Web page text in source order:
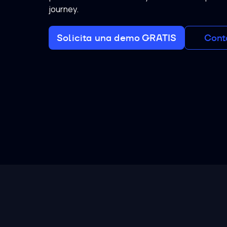
journey.
Solicita una demo GRATIS